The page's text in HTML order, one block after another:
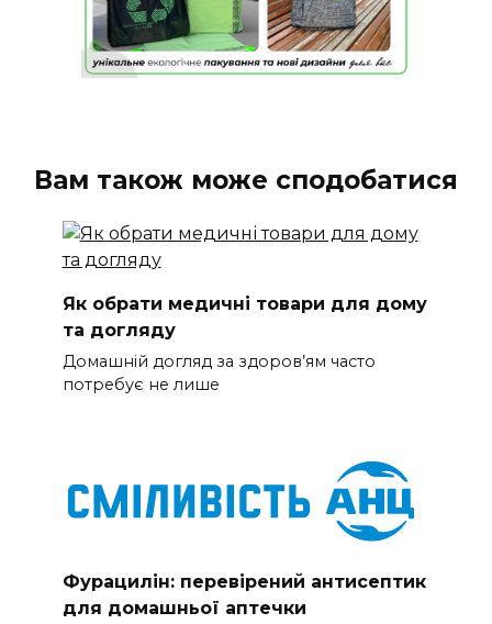
Вам також може сподобатися
Як обрати медичні товари для дому
та догляду
Домашній догляд за здоров’ям часто
потребує не лише
Фурацилін: перевірений антисептик
для домашньої аптечки